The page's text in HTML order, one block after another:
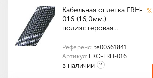
Кабельная оплетка FRH-
016 (16,0мм.)
полиэстеровая…
Референс: te00361841
Артикул: EKO-FRH-016
в наличии ?
%